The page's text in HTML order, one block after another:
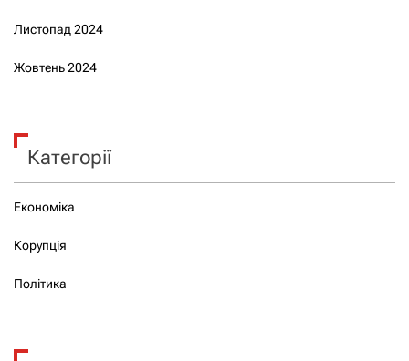
Листопад 2024
Жовтень 2024
Категорії
Економіка
Корупція
Політика